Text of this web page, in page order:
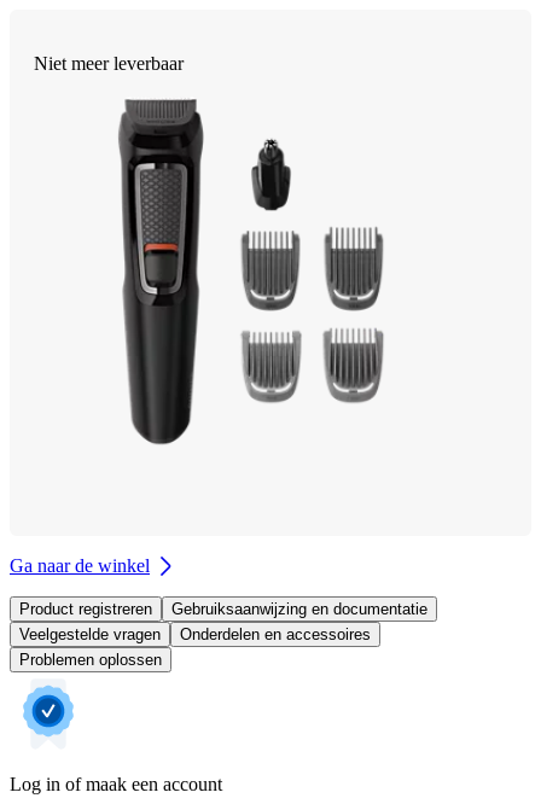
Niet meer leverbaar
Ga naar de winkel
Product registreren
Gebruiksaanwijzing en documentatie
Veelgestelde vragen
Onderdelen en accessoires
Problemen oplossen
Log in of maak een account